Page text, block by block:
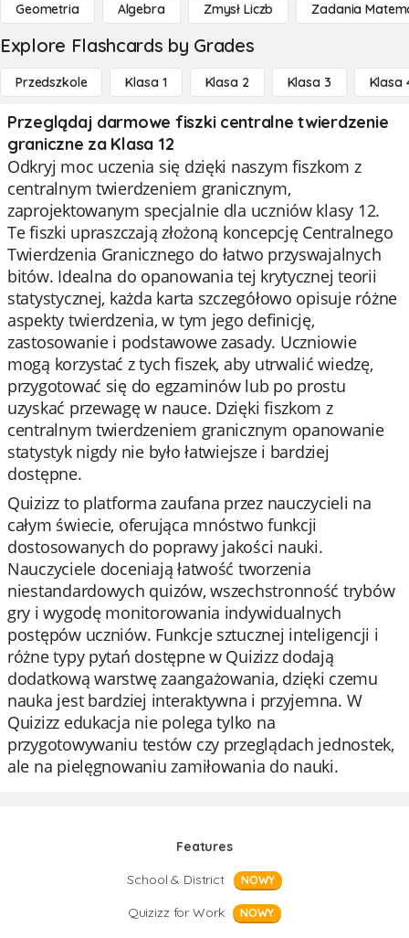
Geometria Algebra Zmysł Liczb Zadania
Explore Flashcards by Grades
Przedszkole Klasa 1 Klasa 2 Klasa 3 Klasa
Przeglądaj darmowe fiszki centralne twierdzenie
graniczne za Klasa 12
Odkryj moc uczenia się dzięki naszym fiszkom z
centralnym twierdzeniem granicznym,
zaprojektowanym specjalnie dla uczniów klasy 12.
Te fiszki upraszczają złożoną koncepcję Centralnego
Twierdzenia Granicznego do łatwo przyswajalnych
bitów. Idealna do opanowania tej krytycznej teorii
statystycznej, każda karta szczegółowo opisuje różne
aspekty twierdzenia, w tym jego definicję,
zastosowanie i podstawowe zasady. Uczniowie
mogą korzystać z tych fiszek, aby utrwalić wiedzę,
przygotować się do egzaminów lub po prostu
uzyskać przewagę w nauce. Dzięki fiszkom z
centralnym twierdzeniem granicznym opanowanie
statystyk nigdy nie było łatwiejsze i bardziej
dostępne.
Quizizz to platforma zaufana przez nauczycieli na
całym świecie, oferująca mnóstwo funkcji
dostosowanych do poprawy jakości nauki.
Nauczyciele doceniają łatwość tworzenia
niestandardowych quizów, wszechstronność trybów
gry i wygodę monitorowania indywidualnych
postępów uczniów. Funkcje sztucznej inteligencji i
różne typy pytań dostępne w Quizizz dodają
dodatkową warstwę zaangażowania, dzięki czemu
nauka jest bardziej interaktywna i przyjemna. W
Quizizz edukacja nie polega tylko na
przygotowywaniu testów czy przeglądach jednostek,
ale na pielęgnowaniu zamiłowania do nauki.
Features
School & District
NOWY
Quizizz for Work NOWY